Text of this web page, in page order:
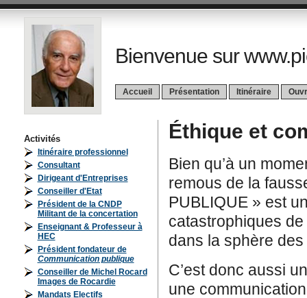
Bienvenue sur
Accueil Présentation Itinéraire
Éthique et
Bien qu’à un
remous de la
PUBLIQUE » est
catastrophiques
dans la sphère
C’est donc aussi
une
Activités
Itinéraire professionnel
Consultant
Dirigeant d'Entreprises
Conseiller d'Etat
Président de la CNDP
Militant de la concertation
Enseignant & Professeur à
HEC
Président fondateur de
Communication publique
Conseiller de Michel Rocard
Images de Rocardie
Mandats Electifs